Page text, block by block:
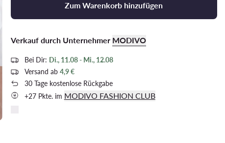
Zum Warenkorb hinzufügen
Verkauf durch Unternehmer MODIVO
Bei Dir: Di., 11.08 - Mi., 12.08
Versand ab 4,9 €
30 Tage kostenlose Rückgabe
+27 Pkte. im MODIVO FASHION CLUB